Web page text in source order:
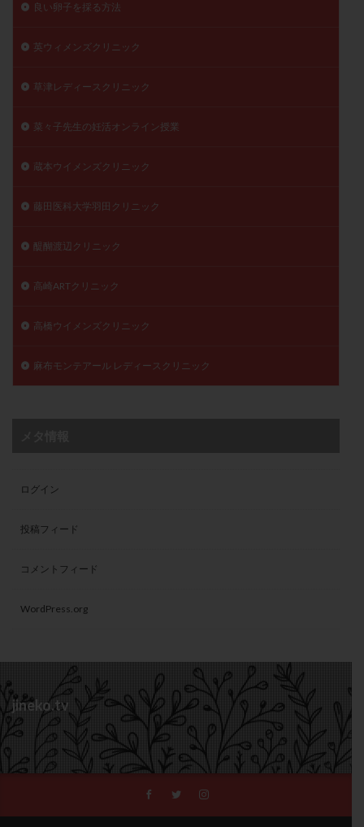
良い卵子を採る方法
英ウィメンズクリニック
草津レディースクリニック
菜々子先生の妊活オンライン授業
蔵本ウイメンズクリニック
藤田医科大学羽田クリニック
醍醐渡辺クリニック
高崎ARTクリニック
高橋ウイメンズクリニック
麻布モンテアール レディースクリニック
ログイン
投稿フィード
コメントフィード
WordPress.org
jineko.tv